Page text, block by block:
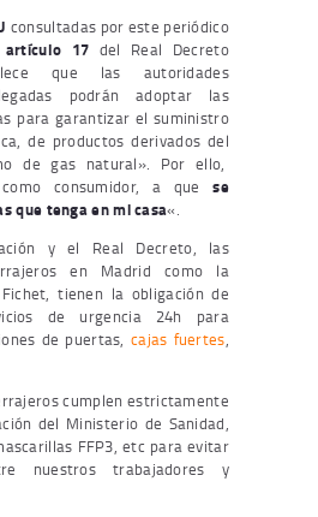
consultadas por este periódico
artículo 17 del Real Decreto
que las autoridades
podrán adoptar las
para garantizar el suministro
de productos derivados del
de gas natural». Por ello,
consumidor, a quese
que tenga en mi casa«.
y el Real Decreto, las
en Madrid como la
tienen la obligación de
de urgencia 24h para
de puertas, cajas fuertes,
cumplen estrictamente
del Ministerio de Sanidad,
FFP3, etc para evitar
nuestros trabajadores y